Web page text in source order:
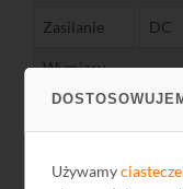
Używamy
Zasilanie DC
Wymiary
Sposoób montażu